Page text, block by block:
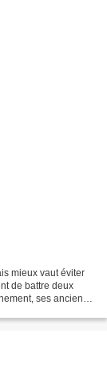
mieux vaut éviter
de battre deux
ses anciens